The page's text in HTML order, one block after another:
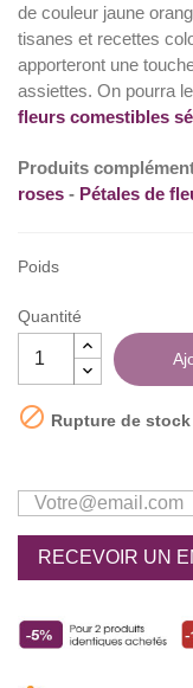
(16
de couleur jaune
tisanes et recettes
apporteront une
assiettes. On pourra
fleurs comestibles
Produits
roses - Pétales de
Poids
Quantité
 Rupture de stock
RECEVOIR UN